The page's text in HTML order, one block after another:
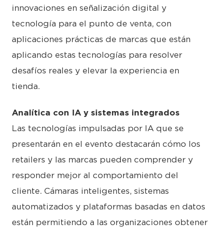
innovaciones en señalización digital y
tecnología para el punto de venta, con
aplicaciones prácticas de marcas que están
aplicando estas tecnologías para resolver
desafíos reales y elevar la experiencia en
tienda.
Analítica con IA y sistemas integrados
Las tecnologías impulsadas por IA que se
presentarán en el evento destacarán cómo los
retailers y las marcas pueden comprender y
responder mejor al comportamiento del
cliente. Cámaras inteligentes, sistemas
automatizados y plataformas basadas en datos
están permitiendo a las organizaciones obtener